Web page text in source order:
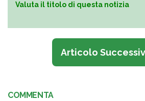
Valuta il titolo di questa notizia
Articolo
COMMENTA